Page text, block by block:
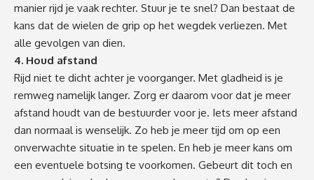
manier rijd je vaak rechter. Stuur je te snel? Dan bestaat de
kans dat de wielen de grip op het wegdek verliezen. Met
alle gevolgen van dien.
4. Houd afstand
Rijd niet te dicht achter je voorganger. Met gladheid is je
remweg namelijk langer. Zorg er daarom voor dat je meer
afstand houdt van de bestuurder voor je. Iets meer afstand
dan normaal is wenselijk. Zo heb je meer tijd om op een
onverwachte situatie in te spelen. En heb je meer kans om
een eventuele botsing te voorkomen. Gebeurt dit toch en